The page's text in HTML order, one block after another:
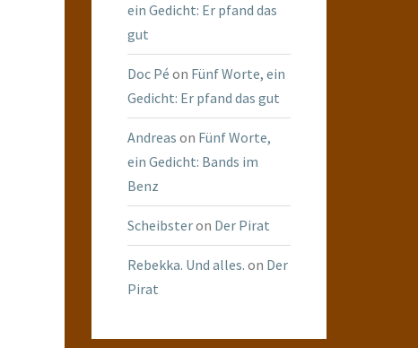
ein Gedicht: Er pfand das
gut
Doc Pé on Fünf Worte, ein
Gedicht: Er pfand das gut
Andreas on Fünf Worte,
ein Gedicht: Bands im
Benz
Scheibsteron Der Pirat
Rebekka. Und alles. on Der
Pirat